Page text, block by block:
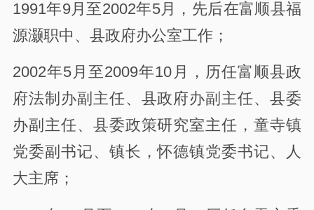
1991年9月至2002年5月，先后在富顺县福
源灏职中、县政府办公室工作；
2002年5月至2009年10月，历任富顺县政
府法制办副主任、县政府办副主任、县委
办副主任、县委政策研究室主任，童寺镇
党委副书记、镇长，怀德镇党委书记、人
大主席；